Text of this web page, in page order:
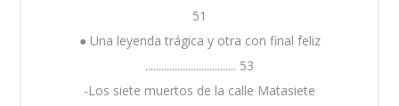
51
● Una leyenda trágica y otra con final feliz
.................................. 53
-Los siete muertos de la calle Matasiete